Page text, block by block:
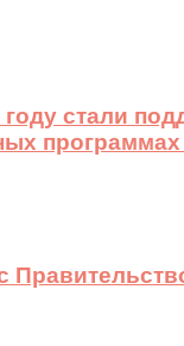
стали
программах